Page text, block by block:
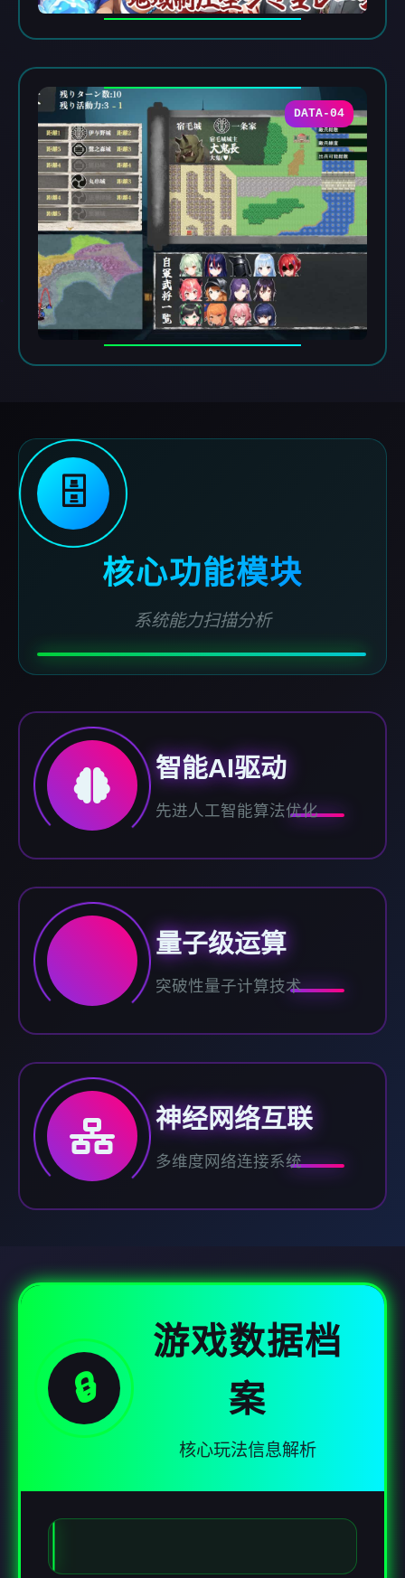
DATA-04
🗄️
核心功能模块
系统能力扫描分析
智能AI驱动
先进人工智能算法优化
量子级运算
突破性量子计算技术
神经网络互联
多维度网络连接系统
🔒
游戏数据档
案
核心玩法信息解析